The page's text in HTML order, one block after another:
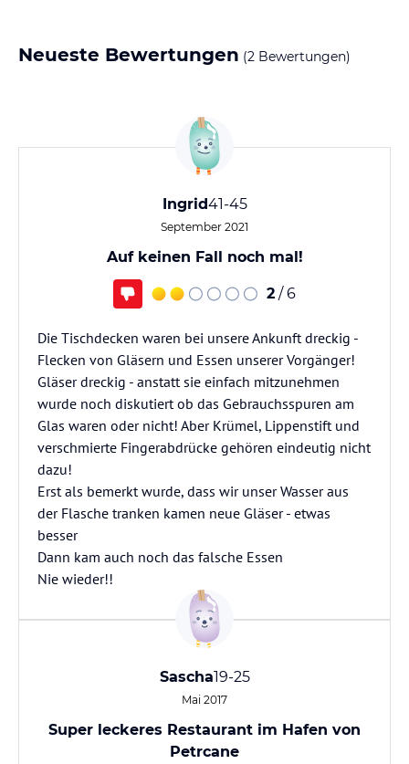
Neueste Bewertungen (2 Bewertungen)
Ingrid41-45
September 2021
Auf keinen Fall noch mal!
2 / 6
Die Tischdecken waren bei unsere Ankunft dreckig -
Flecken von Gläsern und Essen unserer Vorgänger!
Gläser dreckig - anstatt sie einfach mitzunehmen
wurde noch diskutiert ob das Gebrauchsspuren am
Glas waren oder nicht! Aber Krümel, Lippenstift und
verschmierte Fingerabdrücke gehören eindeutig nicht
dazu!
Erst als bemerkt wurde, dass wir unser Wasser aus
der Flasche tranken kamen neue Gläser - etwas
besser
Dann kam auch noch das falsche Essen
Nie wieder!!
Sascha19-25
Mai 2017
Super leckeres Restaurant im Hafen von
Petrcane